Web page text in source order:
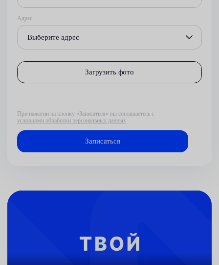
Адрес
Выберите адрес
Загрузить фото
При нажатии на кнопку «Записаться» вы соглашаетесь с
условиями обработки персональных данных